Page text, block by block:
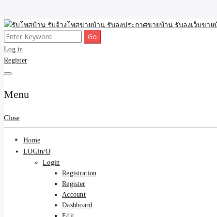
Skip
to
content
รับโพสบ้าน รับจ้างโพสขา
รับโพสบ้าน ที่ดิน SEOขายบ้
รับจ้างโพสขายบ้าน รับลงเว็บขายบ้าน รับโพสบ้าน รับลงประกาศขายบ้
Search
for:
Log in
Register
Menu
Close
Home
LOGin/O
Login
Registration
Register
Account
Dashboard